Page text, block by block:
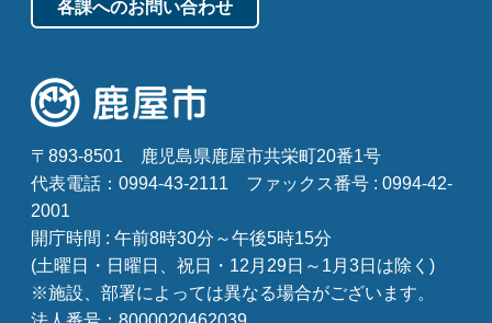
各課へのお問い合わせ
〒893-8501
鹿児島県鹿屋市共栄町20番1号
代表電話：0994-43-2111
ファックス番号 : 0994-42-
2001
開庁時間 : 午前8時30分～午後5時15分
(土曜日・日曜日、祝日・12月29日～1月3日は除く)
※施設、部署によっては異なる場合がございます。